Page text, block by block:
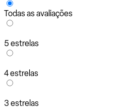
Todas as avaliações
5 estrelas
4 estrelas
3 estrelas